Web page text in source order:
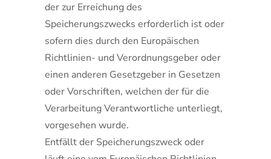
der zur Erreichung des
Speicherungszwecks erforderlich ist oder
sofern dies durch den Europäischen
Richtlinien- und Verordnungsgeber oder
einen anderen Gesetzgeber in Gesetzen
oder Vorschriften, welchen der für die
Verarbeitung Verantwortliche unterliegt,
vorgesehen wurde.
Entfällt der Speicherungszweck oder